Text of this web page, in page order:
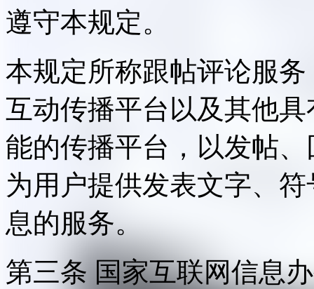
遵守本规定。
本规定所称跟帖评论服
互动传播平台以及其他
能的传播平台，以发帖
为用户提供发表文字、
息的服务。
第三条 国家互联网信息